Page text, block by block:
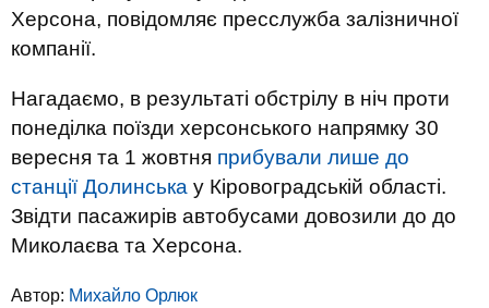
Херсона, повідомляє пресслужба залізничної
компанії.
Нагадаємо, в результаті обстрілу в ніч проти
понеділка поїзди херсонського напрямку 30
вересня та 1 жовтня прибували лише до
станції Долинська у Кіровоградській області.
Звідти пасажирів автобусами довозили до до
Миколаєва та Херсона.
Автор: Михайло Орлюк